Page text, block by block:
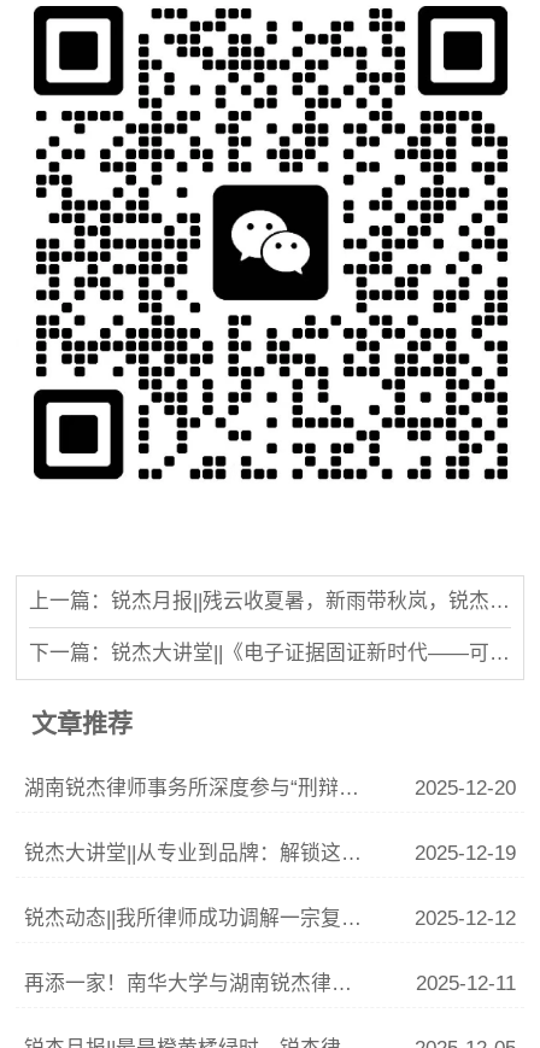
上一篇：锐杰月报||残云收夏暑，新雨带秋岚，锐杰律所8月事记
下一篇：锐杰大讲堂||《电子证据固证新时代——可信时间戳全场景取证实战培训》
文章推荐
湖南锐杰律师事务所深度参与“刑辩湘军”联训 李青云副主任精析涉“骗”案件辩护要点 2025-12-20
锐杰大讲堂||从专业到品牌：解锁这份律师IP打造指南 2025-12-19
锐杰动态||我所律师成功调解一宗复杂婚姻家庭纠纷 2025-12-12
再添一家！南华大学与湖南锐杰律师事务所共建法学实践教学基地签约揭牌仪式圆满举行 2025-12-11